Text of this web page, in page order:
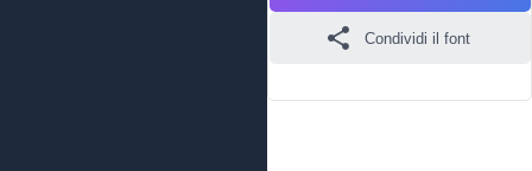
Condividi il font